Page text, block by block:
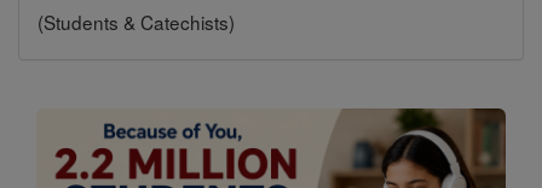
(Students & Catechists)